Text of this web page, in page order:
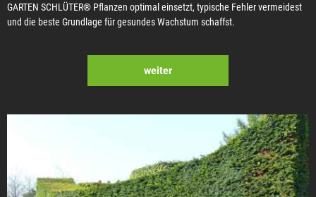
GARTEN SCHLÜTER® Pflanzen optimal einsetzt, typische Fehler vermeidest
und die beste Grundlage für gesundes Wachstum schaffst.
weiter